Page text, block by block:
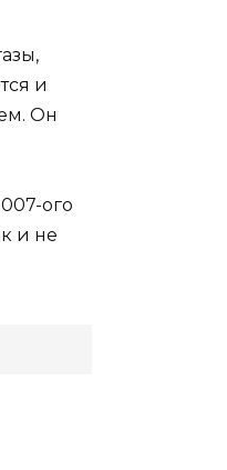
и
Он
ого
и не